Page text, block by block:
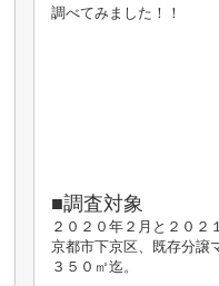
調べてみました！！
■調査対象
２０２０年２月と２０
京都市下京区、既存分譲
３５０㎡迄。